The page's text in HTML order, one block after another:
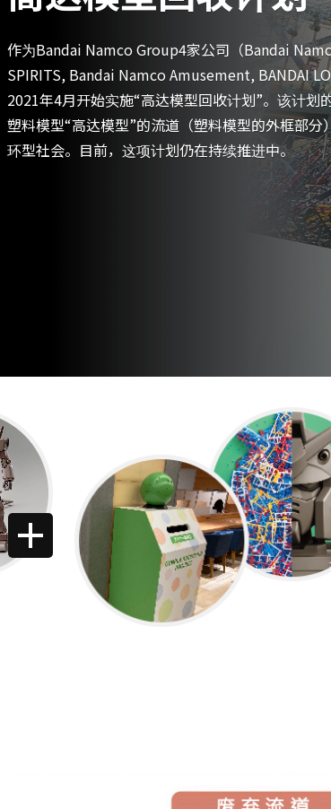
作为Bandai Namco Group4家公司（Bandai
SPIRITS, Bandai Namco Amusement, BANDAI
2021年4月开始实施“高达模型回收计划”。该计划
塑料模型“高达模型”的流道（塑料模型的外框部
环型社会。目前，这项计划仍在持续推进中。